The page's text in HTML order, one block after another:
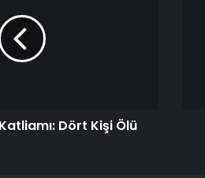
Dört Kişi Ölü